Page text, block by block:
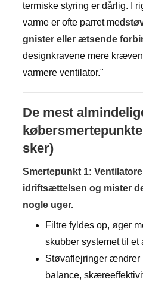
termiske styring er dårlig. I
varme er ofte parret med
gnister eller ætsende
designkravene mere
varmere ventilator."
De mest
sker)
Smertepunkt 1:
idriftsættelsen og mister
nogle uger.
Filtre fyldes op, øger
skubber systemet til et
Støvaflejringer ændrer
balance,